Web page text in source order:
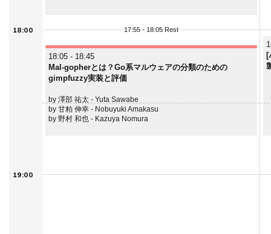
18:00
19:00
17:55 - 18:05 Rest
18:05 - 18:45
Mal-gopherとは？Go系マルウェアの分類のための
gimpfuzzy実装と評価
by 澤部 祐太 - Yuta Sawabe
by 甘粕 伸幸 - Nobuyuki Amakasu
by 野村 和也 - Kazuya Nomura
[